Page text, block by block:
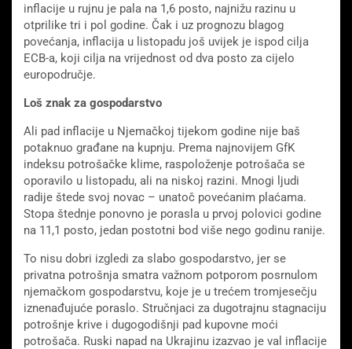
inflacije u rujnu je pala na 1,6 posto, najnižu razinu u
otprilike tri i pol godine. Čak i uz prognozu blagog
povećanja, inflacija u listopadu još uvijek je ispod cilja
ECB-a, koji cilja na vrijednost od dva posto za cijelo
europodručje.
Loš znak za gospodarstvo
Ali pad inflacije u Njemačkoj tijekom godine nije baš
potaknuo građane na kupnju. Prema najnovijem GfK
indeksu potrošačke klime, raspoloženje potrošača se
oporavilo u listopadu, ali na niskoj razini. Mnogi ljudi
radije štede svoj novac – unatoč povećanim plaćama.
Stopa štednje ponovno je porasla u prvoj polovici godine
na 11,1 posto, jedan postotni bod više nego godinu ranije.
To nisu dobri izgledi za slabo gospodarstvo, jer se
privatna potrošnja smatra važnom potporom posrnulom
njemačkom gospodarstvu, koje je u trećem tromjesečju
iznenađujuće poraslo. Stručnjaci za dugotrajnu stagnaciju
potrošnje krive i dugogodišnji pad kupovne moći
potrošača. Ruski napad na Ukrajinu izazvao je val inflacije